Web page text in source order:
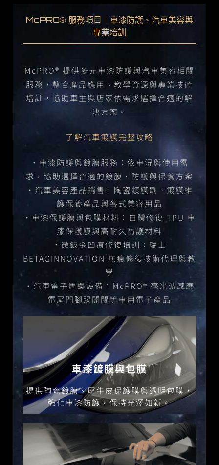
McPRO® 服務項目｜車漆防護、汽車美容與
專業培訓
McPRO® 提供多元車漆防護與汽車美容相關
服務，整合產品應用、教學資源與專業技術
培訓，協助車主與店家依需求選擇合適的解
決方案。
了解汽車鍍膜完整攻略
・車漆防護與鍍膜服務：依車況與使用需
求，協助選擇合適的鍍膜、防護與保養方案
・汽車美容產品銷售：陶瓷鍍膜劑、鍍膜維
護保養產品與各式美容用品
・車漆保護膜與包膜材料：自體修復 TPU 車
漆保護膜與高耐久防護材料
・微鈑金凹痕修復培訓：瑞士
BETAGINNOVATION 無痕修復技術代理與教
學
・汽車電子周邊設備：McPRO® 毫米波感應
電尾門腳踢開關等車用電子產品
車漆鍍膜與包膜
提供陶瓷鍍膜、犀牛皮保護膜與透明包膜，
強化車漆防護，保持光澤如新。
專業車體包膜-犀牛皮包膜
看更多